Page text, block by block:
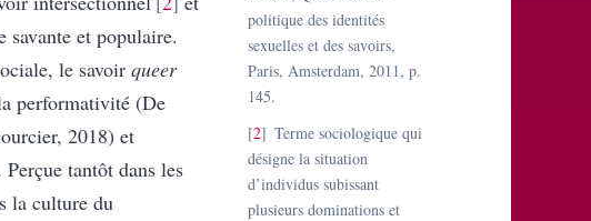
et populaire.
le savoir queer
performativité (De
2018) et
tantôt dans les
la culture du
politique des identités
sexuelles et des savoirs,
Paris, Amsterdam, 2011, p.
145.
2
Terme sociologique qui
désigne la situation
d’individus subissant
plusieurs dominations et